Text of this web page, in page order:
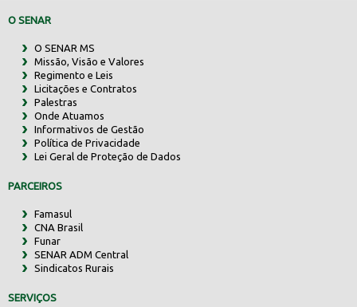
O SENAR
O SENAR MS
Missão, Visão e Valores
Regimento e Leis
Licitações e Contratos
Palestras
Onde Atuamos
Informativos de Gestão
Política de Privacidade
Lei Geral de Proteção de Dados
PARCEIROS
Famasul
CNA Brasil
Funar
SENAR ADM Central
Sindicatos Rurais
SERVIÇOS